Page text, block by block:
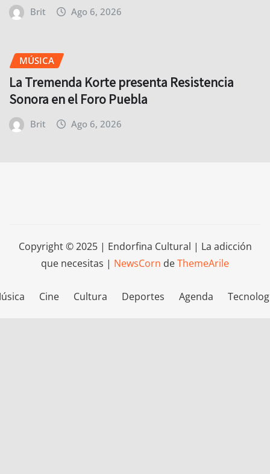
Brit Ago 6, 2026
MÚSICA
La Tremenda Korte presenta Resistencia
Sonora en el Foro Puebla
Brit Ago 6, 2026
Copyright © 2025 | Endorfina Cultural | La adicción
que necesitas | NewsCorn deThemeArile
Cine Cultura Deportes Agenda